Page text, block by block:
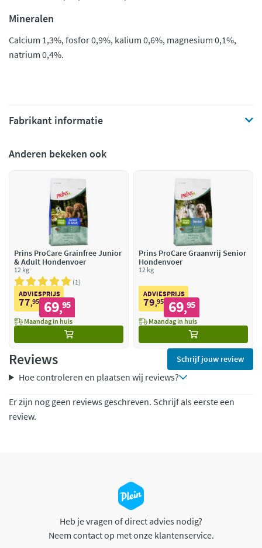
Mineralen
Calcium 1,3%, fosfor 0,9%, kalium 0,6%, magnesium 0,1%,
natrium 0,4%.
Fabrikant informatie
Anderen bekeken ook
Prins ProCare Grainfree Junior
& Adult Hondenvoer
12 kg
1
ADVIESPRIJS
77,95 69,95
Maandag in huis
Prins ProCare Graanvrij Senior
Hondenvoer
12 kg
ADVIESPRIJS
79,95 69,95
Maandag in huis
Reviews Schrijf jouw review
Hoe controleren en plaatsen wij reviews?
Er zijn nog geen reviews geschreven. Schrijf als eerste een
review.
Heb je vragen of direct advies nodig?
Neem contact op met onze klantenservice.